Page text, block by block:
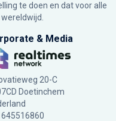
te doen en dat voor alle
& Media
20-C
Doetinchem